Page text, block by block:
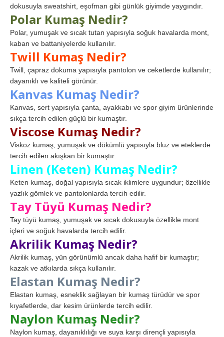
dokusuyla sweatshirt, eşofman gibi günlük giyimde yaygındır.
Polar Kumaş Nedir?
Polar, yumuşak ve sıcak tutan yapısıyla soğuk havalarda mont,
kaban ve battaniyelerde kullanılır.
Twill Kumaş Nedir?
Twill, çapraz dokuma yapısıyla pantolon ve ceketlerde kullanılır;
dayanıklı ve kaliteli görünür.
Kanvas Kumaş Nedir?
Kanvas, sert yapısıyla çanta, ayakkabı ve spor giyim ürünlerinde
sıkça tercih edilen güçlü bir kumaştır.
Viscose Kumaş Nedir?
Viskoz kumaş, yumuşak ve dökümlü yapısıyla bluz ve eteklerde
tercih edilen akışkan bir kumaştır.
Linen (Keten) Kumaş Nedir?
Keten kumaş, doğal yapısıyla sıcak iklimlere uygundur; özellikle
yazlık gömlek ve pantolonlarda tercih edilir.
Tay Tüyü Kumaş Nedir?
Tay tüyü kumaş, yumuşak ve sıcak dokusuyla özellikle mont
içleri ve soğuk havalarda tercih edilir.
Akrilik Kumaş Nedir?
Akrilik kumaş, yün görünümlü ancak daha hafif bir kumaştır;
kazak ve atkılarda sıkça kullanılır.
Elastan Kumaş Nedir?
Elastan kumaş, esneklik sağlayan bir kumaş türüdür ve spor
kıyafetlerde, dar kesim ürünlerde tercih edilir.
Naylon Kumaş Nedir?
Naylon kumaş, dayanıklılığı ve suya karşı dirençli yapısıyla